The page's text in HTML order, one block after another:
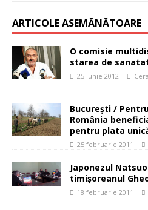
ARTICOLE ASEMĂNĂTOARE
O comisie
starea de
25 iunie 2012
București /
România
pentru plata
25 februarie 2011
Japonezul
timișoreanul
18 februarie 2011